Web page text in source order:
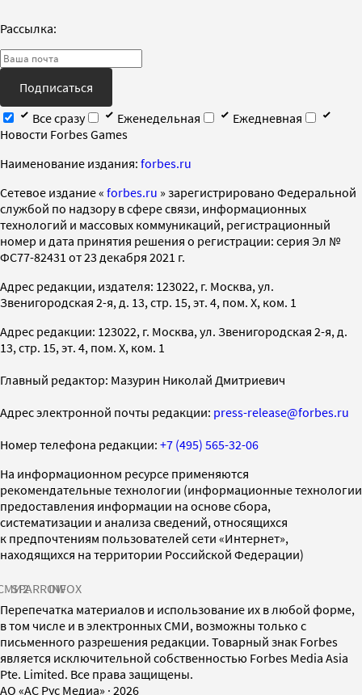
Рассылка:
Подписаться
Все сразу
Еженедельная
Ежедневная
Новости Forbes Games
Наименование издания: forbes.ru
Cетевое издание « forbes.ru » зарегистрировано Федеральной
службой по надзору в сфере связи, информационных
технологий и массовых коммуникаций, регистрационный
номер и дата принятия решения о регистрации: серия Эл №
ФС77-82431 от 23 декабря 2021 г.
Адрес редакции, издателя: 123022, г. Москва, ул.
Звенигородская 2-я, д. 13, стр. 15, эт. 4, пом. X, ком. 1
Адрес редакции: 123022, г. Москва, ул. Звенигородская 2-я, д.
13, стр. 15, эт. 4, пом. X, ком. 1
Главный редактор: Мазурин Николай Дмитриевич
Адрес электронной почты редакции: press-release@forbes.ru
Номер телефона редакции: +7 (495) 565-32-06
На информационном ресурсе применяются
рекомендательные технологии (информационные технологии
предоставления информации на основе сбора,
систематизации и анализа сведений, относящихся
к предпочтениям пользователей сети «Интернет»,
находящихся на территории Российской Федерации)
SPARROWINFOX
Перепечатка материалов и использование их в любой форме,
в том числе и в электронных СМИ, возможны только с
письменного разрешения редакции. Товарный знак Forbes
является исключительной собственностью Forbes Media Asia
Pte. Limited. Все права защищены.
AO «АС Рус Медиа» · 2026